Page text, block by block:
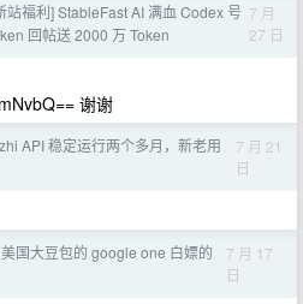
站福利] StableFast AI 满血 Codex 号
回帖送 2000 万 Token
7 月
27 日
谢谢
API 稳定运行两个多月，新老用
7 月 21
日
美国大豆包的 google one 白嫖的
7 月 17
日